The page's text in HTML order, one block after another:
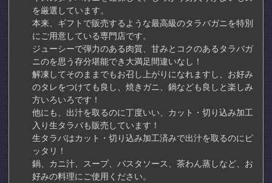
を厳選しています。
本来、ギフトで販売するような最高級のタラバガニを特別
にご用意している専門店です。
ジューシーで弾力のある肉質、甘みとコクのあるタラバガ
ニのを思う存分堪能でき大満足間違いなし！
解凍してそのままでもお召し上がりになれますし、お好み
のタレをつけても良し、焼きガニ、鍋なども良しと楽しみ
方いろいろです！
他にも、出汁を取るのに丁度いい、カット・切り込み加工
入り生タラバも販売しています！
生タラバはカット・切り込み加工済みで出汁を取るのにピ
ッタリ！
鍋、カニ汁、スープ、パスタソース、茶わん蒸しなど、お
好みの料理にご使用ください。